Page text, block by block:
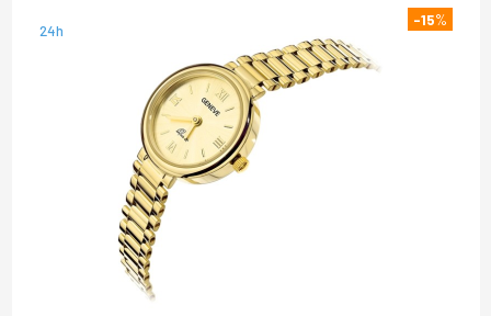
24h
-15%